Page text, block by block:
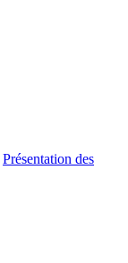
Présentation des